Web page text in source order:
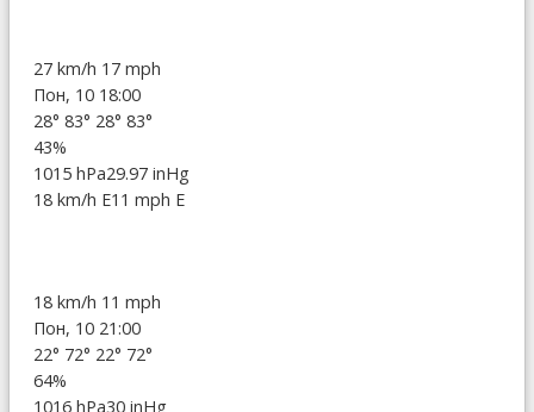
27 km/h 17 mph
Пон, 10 18:00
28° 83° 28° 83°
43%
1015 hPa29.97 inHg
18 km/h E11 mph E
18 km/h 11 mph
Пон, 10 21:00
22° 72° 22° 72°
64%
1016 hPa30 inHg